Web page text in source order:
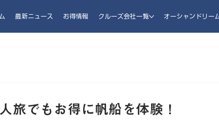
最新ニュース お得情報 クルーズ会社一覧 オーシャンドリー
旅でもお得に帆船を体験！